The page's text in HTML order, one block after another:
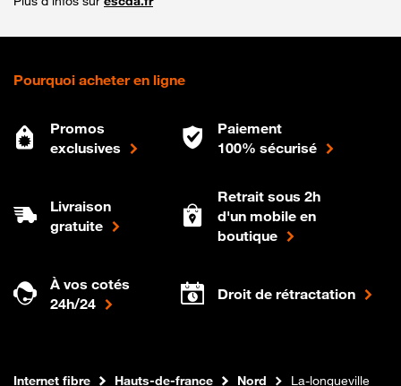
Pourquoi acheter en ligne
Promos
exclusives
Paiement
100% sécurisé
Livraison
gratuite
Retrait sous 2h
d'un mobile en
boutique
À vos cotés
24h/24
Droit de rétractation
Boutique Orange
Internet fibre Hauts-de-france Nord La-longueville